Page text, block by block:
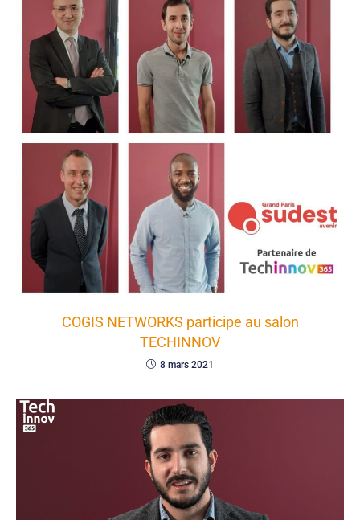
COGIS NETWORKS participe au salon
TECHINNOV
8 mars 2021